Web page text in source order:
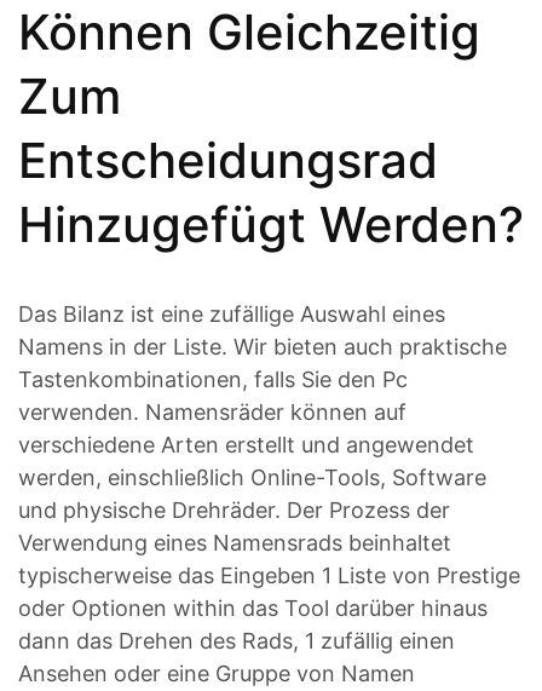
Können Gleichzeitig
Zum
Entscheidungsrad
Hinzugefügt Werden?
Das Bilanz ist eine zufällige Auswahl eines
Namens in der Liste. Wir bieten auch praktische
Tastenkombinationen, falls Sie den Pc
verwenden. Namensräder können auf
verschiedene Arten erstellt und angewendet
werden, einschließlich Online-Tools, Software
und physische Drehräder. Der Prozess der
Verwendung eines Namensrads beinhaltet
typischerweise das Eingeben 1 Liste von Prestige
oder Optionen within das Tool darüber hinaus
dann das Drehen des Rads, 1 zufällig einen
Ansehen oder eine Gruppe von Namen